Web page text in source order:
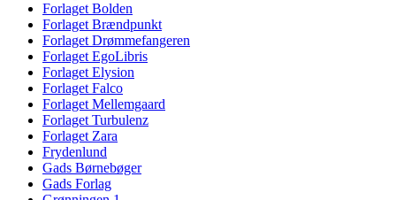
Forlaget Bolden
Forlaget Brændpunkt
Forlaget Drømmefangeren
Forlaget EgoLibris
Forlaget Elysion
Forlaget Falco
Forlaget Mellemgaard
Forlaget Turbulenz
Forlaget Zara
Frydenlund
Gads Børnebøger
Gads Forlag